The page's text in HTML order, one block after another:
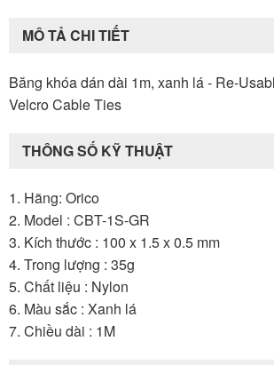
MÔ TẢ CHI TIẾT
Băng khóa dán dài 1m, xanh lá - Re-
Velcro Cable Ties
THÔNG SỐ KỸ THUẬT
1. Hãng: Orico
2. Model : CBT-1S-GR
3. Kích thước : 100 x 1.5 x 0.5 mm
4. Trong lượng : 35g
5. Chất liệu : Nylon
6. Màu sắc : Xanh lá
7. Chiều dài : 1M